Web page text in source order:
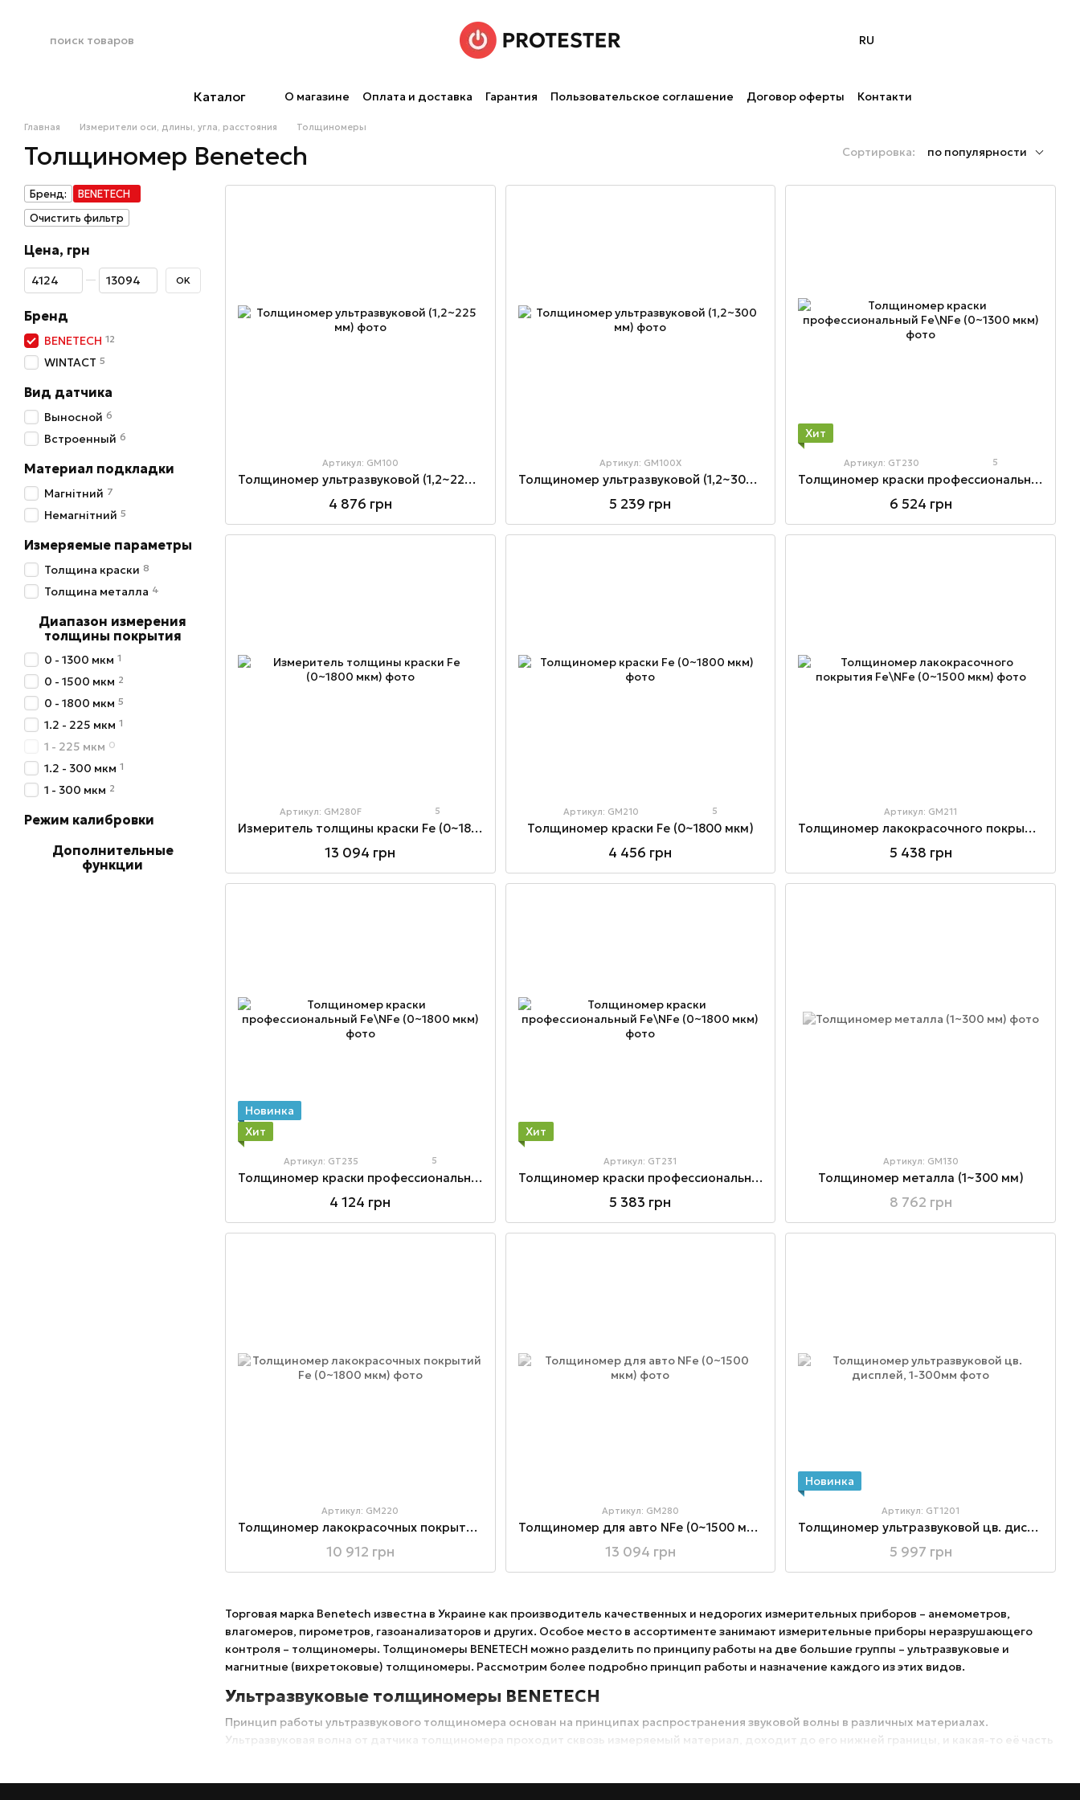
RU
Каталог О магазине Оплата и доставка Гарантия Пользовательское соглашение Договор оферты Контакти
Главная Измерители оси, длины, угла, расстояния Толщиномеры
Толщиномер Benetech Сортировка: по популярности
Торговая марка Benetech известна в Украине как производитель качественных и недорогих измерительных приборов – анемометров,
влагомеров, пирометров, газоанализаторов и других. Особое место в ассортименте занимают измерительные приборы неразрушающего
контроля – толщиномеры. Толщиномеры BENETECH можно разделить по принципу работы на две большие группы – ультразвуковые и
магнитные (вихретоковые) толщиномеры. Рассмотрим более подробно принцип работы и назначение каждого из этих видов.
Ультразвуковые толщиномеры BENETECH
Принцип работы ультразвукового толщиномера основан на принципах распространения звуковой волны в различных материалах.
Ультразвуковая волна от датчика толщиномера проходит сквозь измеряемый материал, доходит до его нижней границы, и какая-то её часть
Артикул: GM100
Толщиномер ультразвуковой (1,2~225 мм)
4 876 грн
Артикул: GM100X
Толщиномер ультразвуковой (1,2~300 мм)
5 239 грн
Хит
Артикул: GT230 5
Толщиномер краски профессиональный Fe\NFe (0~1300 мкм)
6 524 грн
Артикул: GM280F 5
Измеритель толщины краски Fe (0~1800 мкм)
13 094 грн
Артикул: GM210 5
Толщиномер краски Fe (0~1800 мкм)
4 456 грн
Артикул: GM211
Толщиномер лакокрасочного покрытия Fe\NFe (0~1500 мкм)
5 438 грн
Новинка
Хит
Артикул: GT235 5
Толщиномер краски профессиональный Fe\NFe (0~1800 мкм)
4 124 грн
Хит
Артикул: GT231
Толщиномер краски профессиональный Fe\NFe (0~1800 мкм)
5 383 грн
Артикул: GM130
Толщиномер металла (1~300 мм)
8 762 грн
Артикул: GM220
Толщиномер лакокрасочных покрытий Fe (0~1800 мкм)
10 912 грн
Артикул: GM280
Толщиномер для авто NFe (0~1500 мкм)
13 094 грн
Новинка
Артикул: GT1201
Толщиномер ультразвуковой цв. дисплей, 1-300мм
5 997 грн
Бренд:
BENETECH
Очистить фильтр
Цена, грн
От Цена, грн
До Цена, грн OK
Бренд
BENETECH 12
WINTACT 5
Вид датчика
Выносной 6
Встроенный 6
Материал подкладки
Магнітний 7
Немагнітний 5
Измеряемые параметры
Толщина краски 8
Толщина металла 4
Диапазон измерения
толщины покрытия
0 - 1300 мкм 1
0 - 1500 мкм 2
0 - 1800 мкм 5
1.2 - 225 мкм 1
1 - 225 мкм 0
1.2 - 300 мкм 1
1 - 300 мкм 2
Режим калибровки
Дополнительные
функции